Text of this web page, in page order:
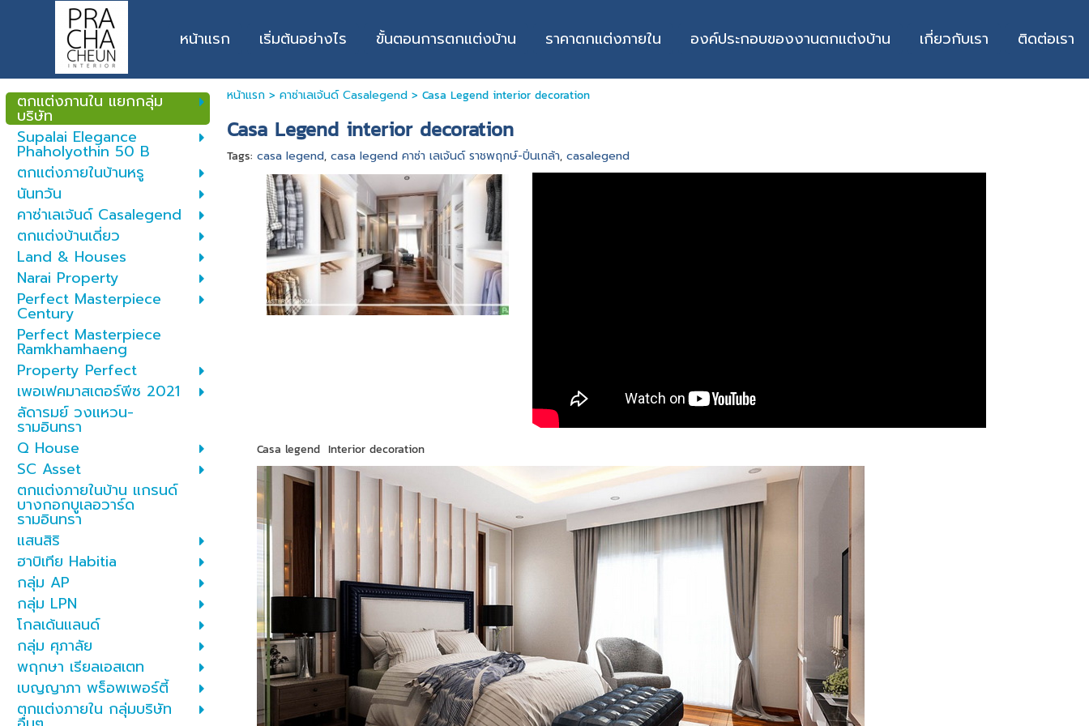
หน้าแรก เริ่มต้นอย่างไร ขั้นตอนการตกแต่งบ้าน ราคาตกแต่งภายใน องค์ประกอบของงานตกแต่งบ้าน เกี่ยวกับเรา ติดต่อเรา
ตกแต่งภานใน แยกกลุ่ม
บริษัท
Supalai Elegance
Phaholyothin 50 B
ตกแต่งภายในบ้านหรู
นันทวัน
คาซ่าเลเจ้นด์ Casalegend
ตกแต่งบ้านเดี่ยว
Land & Houses
Narai Property
Perfect Masterpiece
Century
Perfect Masterpiece
Ramkhamhaeng
Property Perfect
เพอเฟคมาสเตอร์พีซ 2021
ลัดารมย์ วงแหวน-
รามอินทรา
Q House
SC Asset
ตกแต่งภายในบ้าน แกรนด์
บางกอกบูเลอวาร์ด
รามอินทรา
แสนสิริ
ฮาบิเทีย Habitia
กลุ่ม AP
กลุ่ม LPN
โกลเด้นแลนด์
กลุ่ม ศุภาลัย
พฤกษา เรียลเอสเตท
เบญญาภา พร็อพเพอร์ตี้
ตกแต่งภายใน กลุ่มบริษัท
หน้าแรก> คาซ่าเลเจ้นด์ Casalegend> Casa Legend interior decoration
Casa Legend interior decoration
Tags:casa legend,casa legend คาซ่า เลเจ้นด์ ราชพฤกษ์-ปิ่นเกล้า,casalegend
Casa legend Interior decoration